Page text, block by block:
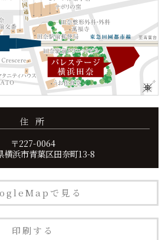
住 所
〒227-0064
横浜市青葉区田奈町13-8
で見る
印刷する